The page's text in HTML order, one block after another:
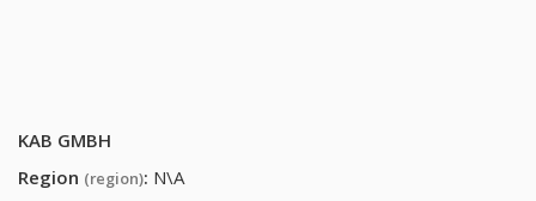
KAB GMBH
Region (region): N\A